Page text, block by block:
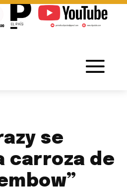
se
carroza de